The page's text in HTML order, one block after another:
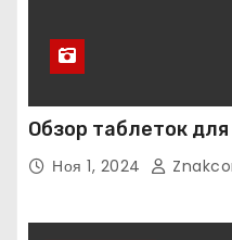
Обзор таблеток
Ноя 1, 2024